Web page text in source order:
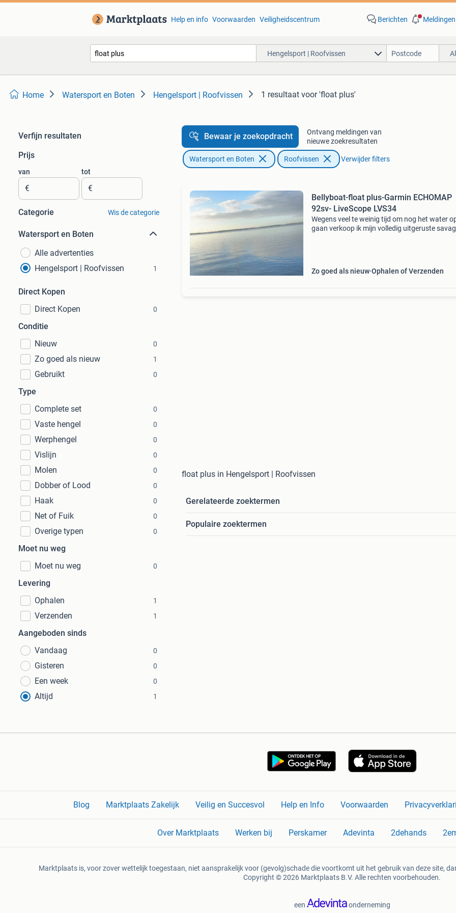
Help en info Voorwaarden Veiligheidscentrum Berichten Meldingen
Hengelsport | Roofvissen
Home Watersport en Boten Hengelsport | Roofvissen 1 resultaat voor 'float plus'
Verfijn resultaten
Prijs
van
€
tot
€
Categorie Wis de categorie
Watersport en Boten
Alle advertenties
Hengelsport | Roofvissen
1
Direct Kopen
Direct Kopen
0
Conditie
Nieuw
0
Zo goed als nieuw 1
Gebruikt 0
Type
Complete set
0
Vaste hengel 0
Werphengel 0
Vislijn 0
Molen 0
Dobber of Lood 0
Haak 0
Net of Fuik 0
Overige typen 0
Moet nu weg
Moet nu weg
0
Levering
Ophalen
1
Verzenden 1
Aangeboden sinds
Vandaag
0
Gisteren 0
Een week 0
Altijd 1
Bewaar je zoekopdracht
Ontvang meldingen van
nieuwe zoekresultaten
Watersport en Boten Roofvissen Verwijder filters
Bellyboat-float plus-Garmin ECHOMAP
92sv- LiveScope LVS34
Wegens veel te weinig tijd om nog het water
gaan verkoop ik mijn volledig uitgeruste
Zo goed als nieuw Ophalen of Verzenden
float plus in Hengelsport | Roofvissen
Gerelateerde zoektermen
Populaire zoektermen
Blog Marktplaats Zakelijk Veilig en Succesvol Help en Info Voorwaarden
Over Marktplaats Werken bij Perskamer Adevinta 2dehands
Marktplaats is, voor zover wettelijk toegestaan, niet aansprakelijk voor (gevolg)schade die voortkomt uit het gebruik van deze site,
Copyright © 2026 Marktplaats B.V. Alle rechten voorbehouden.
een onderneming